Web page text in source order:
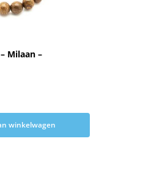
Milaan –
winkelwagen